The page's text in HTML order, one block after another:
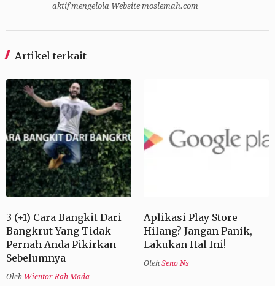
aktif mengelola Website moslemah.com
Artikel terkait
3 (+1) Cara Bangkit Dari
Bangkrut Yang Tidak
Pernah Anda Pikirkan
Sebelumnya
Oleh Wientor Rah Mada
Aplikasi Play Store
Hilang? Jangan Panik,
Lakukan Hal Ini!
Oleh Seno Ns